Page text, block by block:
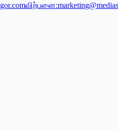
விற்பனை: